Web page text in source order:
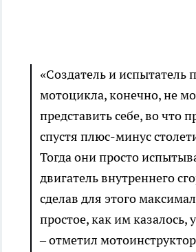
«Создатель и испытатель
мотоцикла, конечно, не
представить себе, во что
спустя плюс-минус
Тогда они просто
двигатель внутреннего
сделав для этого
простое, как им казалось,
– отметил мотоинструктор